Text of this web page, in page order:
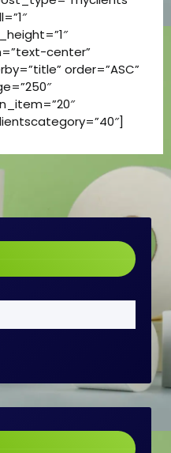
center”
order=”ASC”